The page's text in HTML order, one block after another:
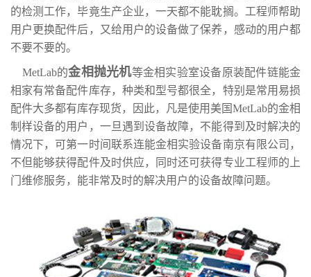
的检测工作，毕竟生产企业，一天都不能耽搁。工程师帮助
用户更换配件后，又给用户的设备做了保养，感动的用户都
不要不要的。
MetLab的金相抛光机等金相实验室设备原装配件链能金
相家有常备配件库存，种类和型号都很全，特别是常用易损
配件大多都有库存现货，因此，凡是使用美国MetLab的金相
制样设备的用户，一旦遇到设备故障，不能得到及时解决的
情况下，可第一时间联系连能金相实验设备南京有限公司，
不但能够获得配件及时供应，同时还可获得专业工程师的上
门维修服务，能非常及时的解决用户的设备故障问题。